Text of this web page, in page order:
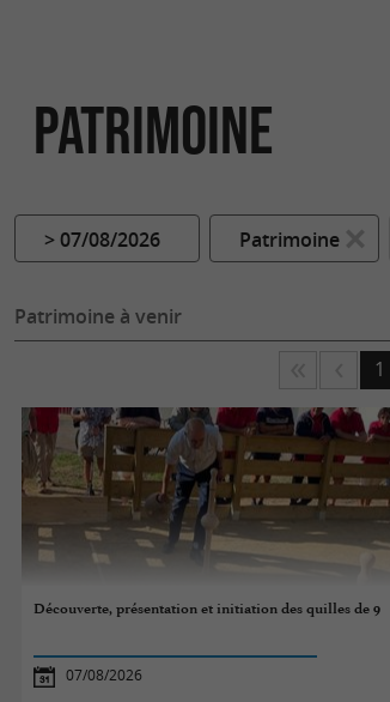
Patrimoine
> 07/08/2026 Patrimoine
Patrimoine à venir
1
Découverte, présentation et initiation des quilles de 9
07/08/2026